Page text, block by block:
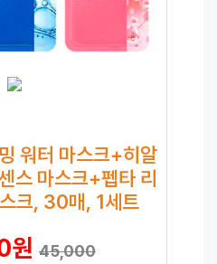
워터 마스크+히알
스 마스크+펩타 리
크, 30매, 1세트
원 45,000